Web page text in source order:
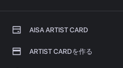
AISA ARTIST CARD
ARTIST CARDを作る